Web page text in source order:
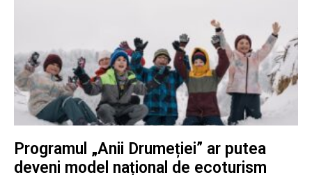
Programul „Anii Drumeției” ar putea
deveni model național de ecoturism